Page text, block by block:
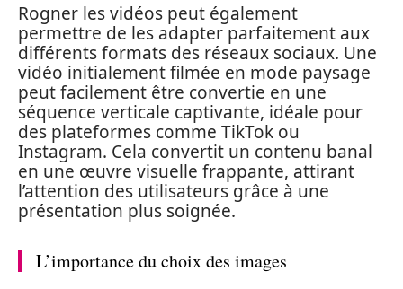
Rogner les vidéos peut également
permettre de les adapter parfaitement aux
différents formats des réseaux sociaux. Une
vidéo initialement filmée en mode paysage
peut facilement être convertie en une
séquence verticale captivante, idéale pour
des plateformes comme TikTok ou
Instagram. Cela convertit un contenu banal
en une œuvre visuelle frappante, attirant
l’attention des utilisateurs grâce à une
présentation plus soignée.
L’importance du choix des images